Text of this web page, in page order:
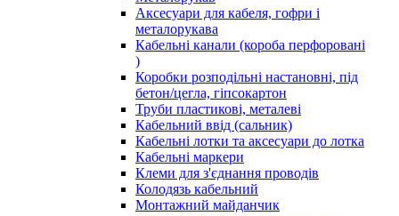
Аксесуари для кабеля, гофри і
металорукава
Кабельні канали (короба перфоровані
)
Коробки розподільні настановні, під
бетон/цегла, гіпсокартон
Труби пластикові, металеві
Кабельний ввід (сальник)
Кабельні лотки та аксесуари до лотка
Кабельні маркери
Клеми для з'єднання проводів
Колодязь кабельний
Монтажний майданчик